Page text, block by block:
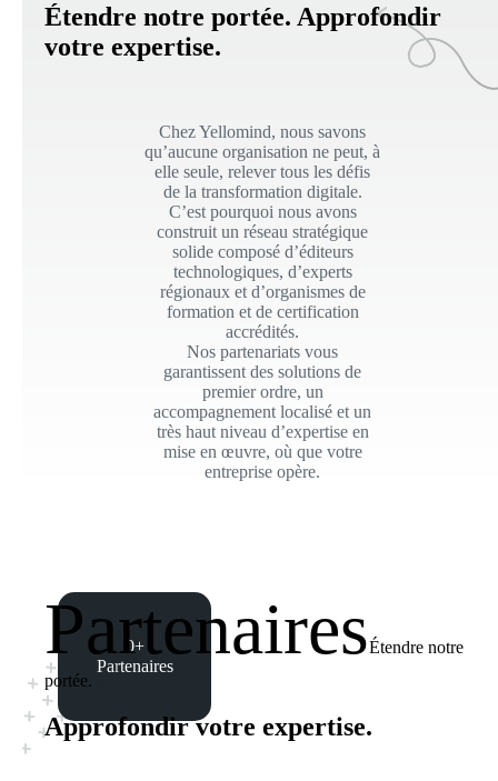
Étendre notre portée. Approfondir
votre expertise.
Chez Yellomind, nous savons
qu’aucune organisation ne peut, à
elle seule, relever tous les défis
de la transformation digitale.
C’est pourquoi nous avons
construit un réseau stratégique
solide composé d’éditeurs
technologiques, d’experts
régionaux et d’organismes de
formation et de certification
accrédités.
Nos partenariats vous
garantissent des solutions de
premier ordre, un
accompagnement localisé et un
très haut niveau d’expertise en
mise en œuvre, où que votre
entreprise opère.
0+
Partenaires
PartenairesÉtendre notre
portée.
Approfondir votre expertise.